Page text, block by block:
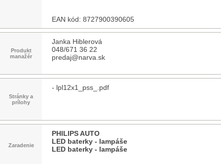
EAN kód: 8727900390605
Produkt
manažér
Janka Hiblerová
048/671 36 22
predaj@narva.sk
Stránky a
prílohy
- lpl12x1_pss_.pdf
Zaradenie
PHILIPS AUTO
LED baterky - lampáše
LED baterky - lampáše